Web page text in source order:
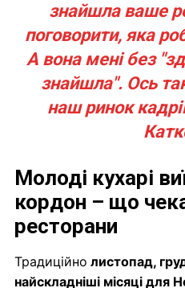
знайшла ваше
поговорити, яка
А вона мені без
знайшла". Ось
наш ринок
Молоді кухарі
кордон – що
ресторани
Традиційно листопад,
найскладніші місяці для